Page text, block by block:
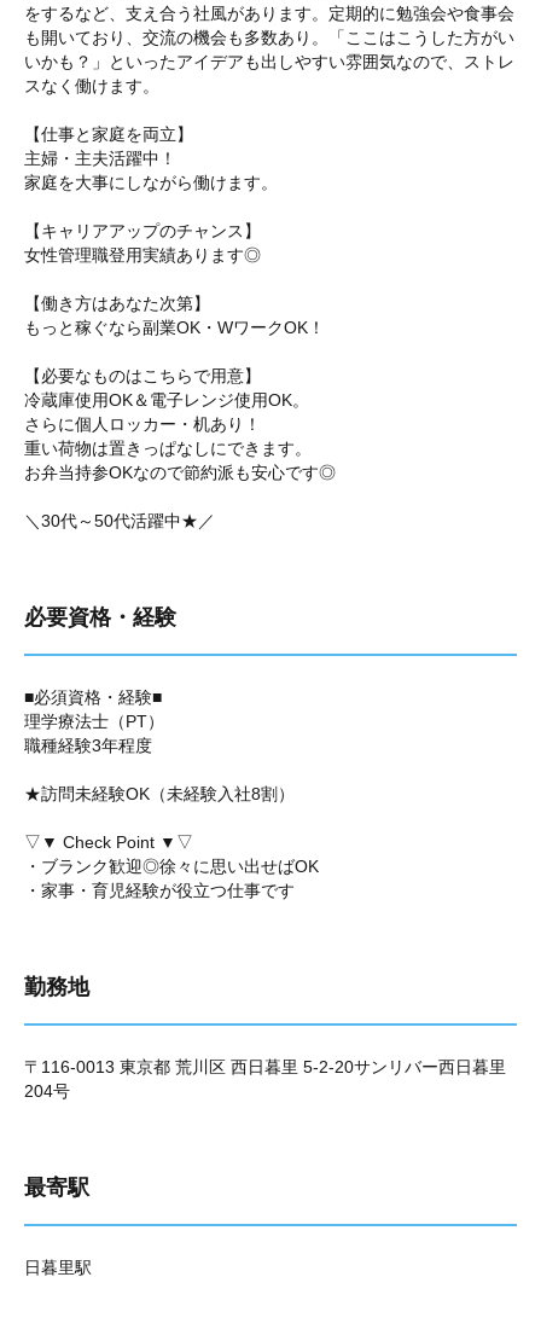
をするなど、支え合う社風があります。定期的に勉強会や食事会
も開いており、交流の機会も多数あり。「ここはこうした方がい
いかも？」といったアイデアも出しやすい雰囲気なので、ストレ
スなく働けます。
【仕事と家庭を両立】
主婦・主夫活躍中！
家庭を大事にしながら働けます。
【キャリアアップのチャンス】
女性管理職登用実績あります◎
【働き方はあなた次第】
もっと稼ぐなら副業OK・WワークOK！
【必要なものはこちらで用意】
冷蔵庫使用OK＆電子レンジ使用OK。
さらに個人ロッカー・机あり！
重い荷物は置きっぱなしにできます。
お弁当持参OKなので節約派も安心です◎
＼30代～50代活躍中★／
必要資格・経験
■必須資格・経験■
理学療法士（PT）
職種経験3年程度
★訪問未経験OK（未経験入社8割）
▽▼ Check Point ▼▽
・ブランク歓迎◎徐々に思い出せばOK
・家事・育児経験が役立つ仕事です
勤務地
〒116-0013 東京都 荒川区 西日暮里 5-2-20サンリバー西日暮里
204号
最寄駅
日暮里駅